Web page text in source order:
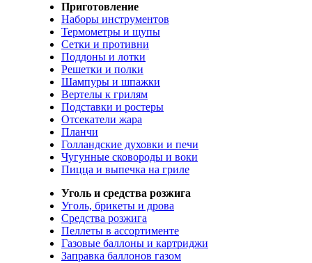
Приготовление
Наборы инструментов
Термометры и щупы
Сетки и противни
Поддоны и лотки
Решетки и полки
Шампуры и шпажки
Вертелы к грилям
Подставки и ростеры
Отсекатели жара
Планчи
Голландские духовки и печи
Чугунные сковороды и воки
Пицца и выпечка на гриле
Уголь и средства розжига
Уголь, брикеты и дрова
Средства розжига
Пеллеты в ассортименте
Газовые баллоны и картриджи
Заправка баллонов газом